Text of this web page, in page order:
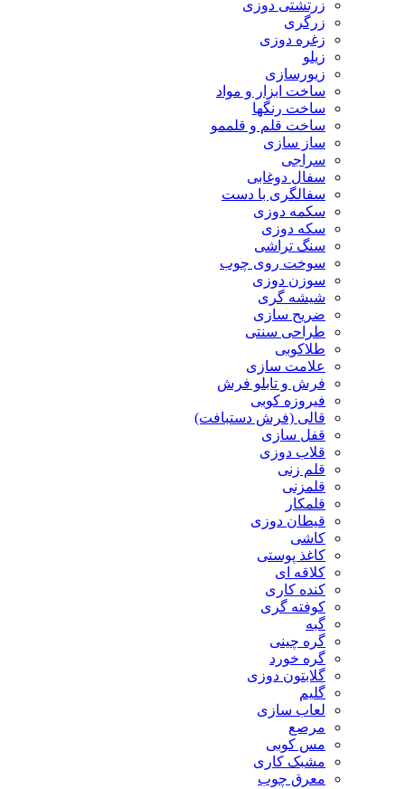
زرتشتی دوزی
زرگری
زغره دوزی
زیلو
زیورسازی
ساخت ابزار و مواد
ساخت رنگها
ساخت قلم و قلممو
ساز سازی
سراجی
سفال دوغابی
سفالگری با دست
سکمه دوزی
سکه دوزی
سنگ تراشی
سوخت روی چوب
سوزن دوزی
شیشه گری
ضریح سازی
طراحی سنتی
طلاکوبی
علامت سازی
فرش و تابلو فرش
فیروزه کوبی
قالی (فرش دستبافت)
قفل سازی
قلاب دوزی
قلم زنی
قلمزنی
قلمکار
قیطان دوزی
کاشی
کاغذ پوستی
کلاقه ای
کنده کاری
کوفته گری
گبه
گره چینی
گره خورد
گلابتون دوزی
گلیم
لعاب سازی
مرصع
مس کوبی
مشبک کاری
معرق چوب